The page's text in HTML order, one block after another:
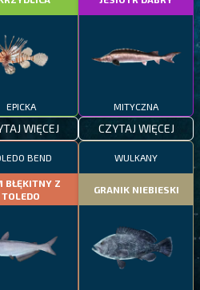
EPICKA
WIĘCEJ
MITYCZNA
CZYTAJ WIĘCEJ
BEND
BŁĘKITNY Z
TOLEDO
WULKANY
GRANIK NIEBIESKI